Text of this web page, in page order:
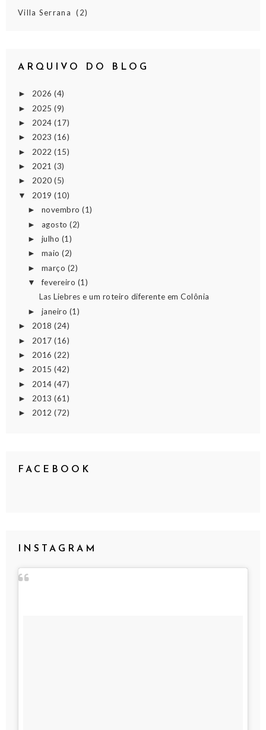
Villa Serrana (2)
ARQUIVO DO BLOG
► 2026 (4)
► 2025 (9)
► 2024 (17)
► 2023 (16)
► 2022 (15)
► 2021 (3)
► 2020 (5)
▼ 2019 (10)
► novembro(1)
► agosto(2)
► julho (1)
► maio(2)
► março (2)
▼fevereiro (1)
Las Liebres e um roteiro diferente em Colônia
► janeiro (1)
► 2018 (24)
► 2017 (16)
► 2016 (22)
► 2015 (42)
► 2014 (47)
► 2013 (61)
► 2012 (72)
FACEBOOK
INSTAGRAM